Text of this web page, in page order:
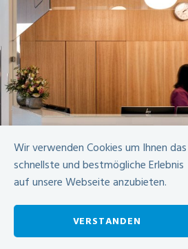
Wir verwenden Cookies um Ihnen das
schnellste und bestmögliche Erlebnis
auf unsere Webseite anzubieten.
VERSTANDEN